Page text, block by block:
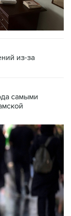
из-за
самыми